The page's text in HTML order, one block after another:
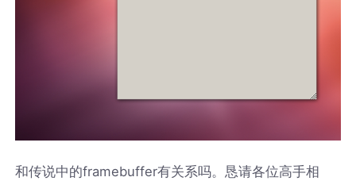
和传说中的framebuffer有关系吗。恳请各位高手相